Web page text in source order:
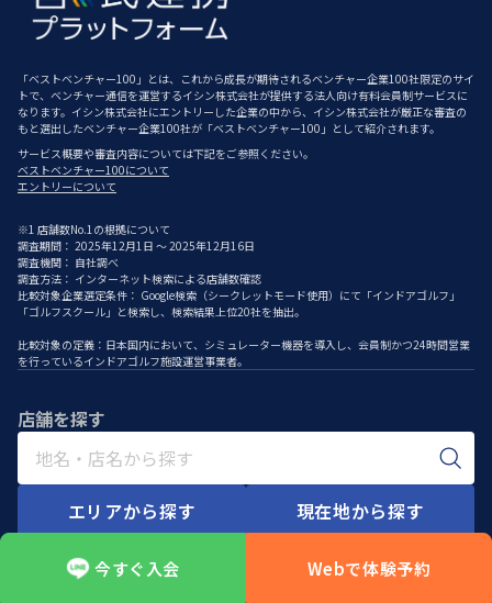
今すぐ入会 Webで体験予約
「ベストベンチャー100」とは、これから成長が期待されるベンチャー企業100社限定のサイ
トで、ベンチャー通信を運営するイシン株式会社が提供する法人向け有料会員制サービスに
なります。イシン株式会社にエントリーした企業の中から、イシン株式会社が厳正な審査の
もと選出したベンチャー企業100社が「ベストベンチャー100」として紹介されます。
サービス概要や審査内容については下記をご参照ください。
ベストベンチャー100について
エントリーについて
※1 店舗数No.1の根拠について
調査期間： 2025年12月1日 ～ 2025年12月16日
調査機関： 自社調べ
調査方法： インターネット検索による店舗数確認
比較対象企業選定条件： Google検索（シークレットモード使用）にて「インドアゴルフ」
「ゴルフスクール」と検索し、検索結果上位20社を抽出。
比較対象の定義：日本国内において、シミュレーター機器を導入し、会員制かつ24時間営業
を行っているインドアゴルフ施設運営事業者。
店舗を探す
エリアから探す 現在地から探す